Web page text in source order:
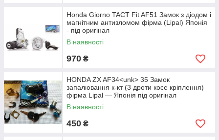
Honda Giorno TACT Fit AF51 Замок з діодом і
магнітним антизломом фірма (Lipal) Японія
- під оригінал
В наявності
970 ₴
HONDA ZX AF34<unk> 35 Замок
запалювання к-кт (3 дроти косе кріплення)
фірма Lipal — Японія під оригінал
В наявності
450 ₴